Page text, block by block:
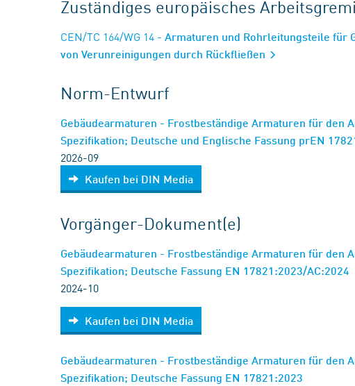
Zuständiges europäisches
CEN/TC 164/WG 14 - Armaturen und Rohrleitungsteile für
von Verunreinigungen durch Rückfließen
Norm-Entwurf
Gebäudearmaturen - Frostbeständige Armaturen für den
Spezifikation; Deutsche und Englische Fassung prEN
2026-09
Kaufen bei DIN Media
Vorgänger-Dokument(e)
Gebäudearmaturen - Frostbeständige Armaturen für den
Spezifikation; Deutsche Fassung EN 17821:2023/AC:2024
2024-10
Kaufen bei DIN Media
Gebäudearmaturen - Frostbeständige Armaturen für den
Spezifikation; Deutsche Fassung EN 17821:2023